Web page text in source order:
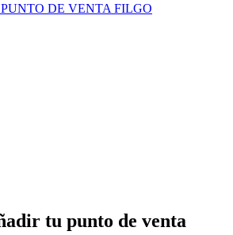
DE VENTA FILGO
tu punto de venta